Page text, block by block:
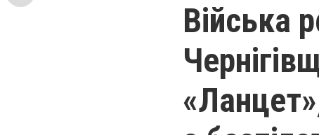
Війська